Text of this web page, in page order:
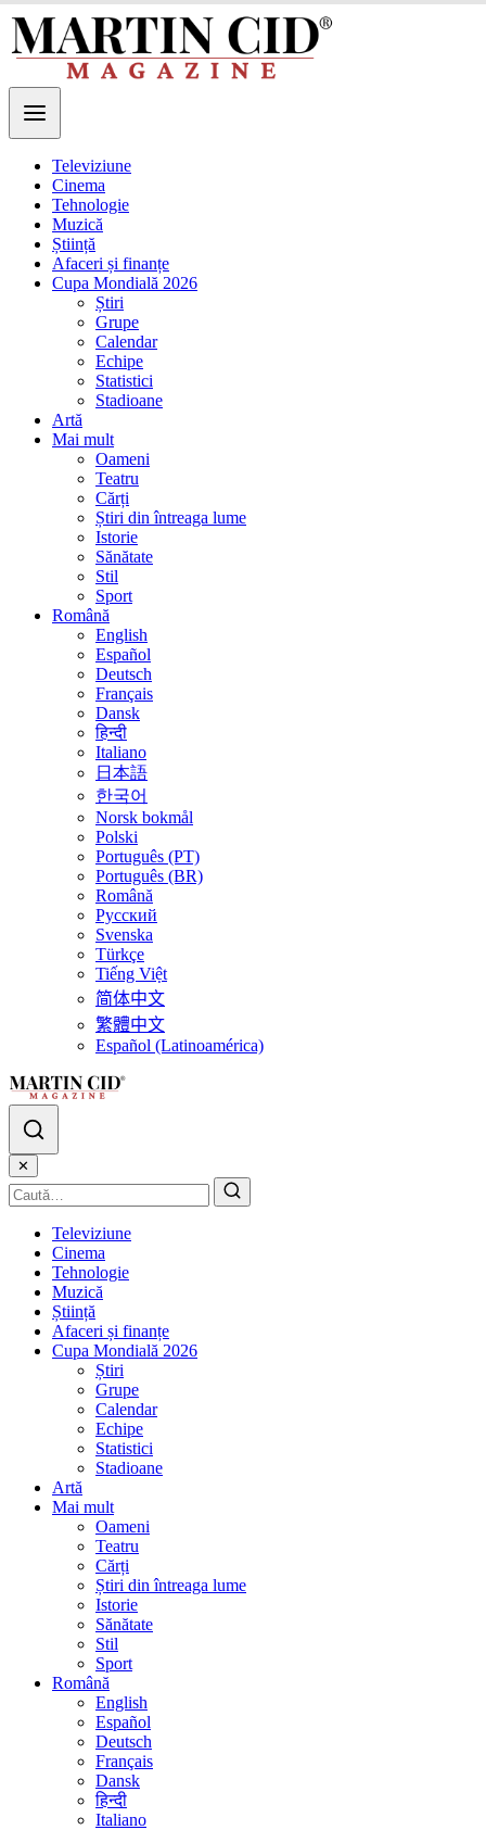
Televiziune
Cinema
Tehnologie
Muzică
Știință
Afaceri și finanțe
Cupa Mondială 2026
Știri
Grupe
Calendar
Echipe
Statistici
Stadioane
Artă
Mai mult
Oameni
Teatru
Cărți
Știri din întreaga lume
Istorie
Sănătate
Stil
Sport
Română
English
Español
Deutsch
Français
Dansk
हिन्दी
Italiano
日本語
한국어
Norsk bokmål
Polski
Português (PT)
Português (BR)
Română
Русский
Svenska
Türkçe
Tiếng Việt
简体中文
繁體中文
Español (Latinoamérica)
✕
Televiziune
Cinema
Tehnologie
Muzică
Știință
Afaceri și finanțe
Cupa Mondială 2026
Știri
Grupe
Calendar
Echipe
Statistici
Stadioane
Artă
Mai mult
Oameni
Teatru
Cărți
Știri din întreaga lume
Istorie
Sănătate
Stil
Sport
Română
English
Español
Deutsch
Français
Dansk
हिन्दी
Italiano